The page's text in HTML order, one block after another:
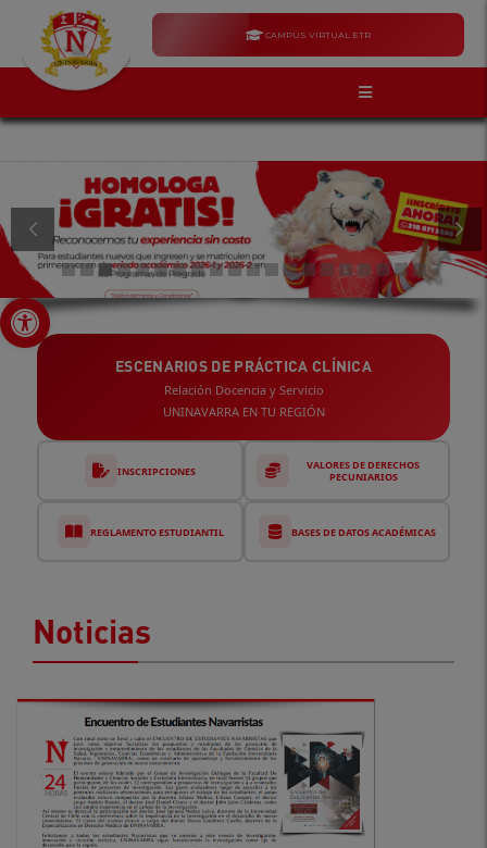
Abrir barra de herramientas
CAMPUS VIRTUAL ETR
INSCRIPCIONES
VALORES DE DERECHOS
PECUNIARIOS
ESCENARIOS DE PRÁCTICA CLÍNICA
Relación Docencia y Servicio
UNINAVARRA EN TU REGIÓN
REGLAMENTO ESTUDIANTIL BASES DE DATOS ACADÉMICAS
Noticias